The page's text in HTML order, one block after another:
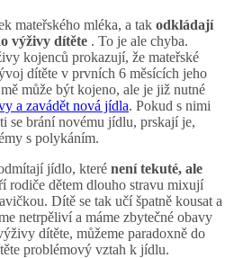
mateřského mléka, a tak odkládají
výživy dítěte . To je ale chyba.
kojenců prokazují, že mateřské
dítěte v prvních 6 měsících jeho
může být kojeno, ale je již nutné
a zavádět nová jídla. Pokud s nimi
se brání novému jídlu, prskají je,
s polykáním.
jídlo, které není tekuté, ale
rodiče dětem dlouho stravu mixují
Dítě se tak učí špatně kousat a
netrpěliví a máme zbytečné obavy
dítěte, můžeme paradoxně do
problémový vztah k jídlu.